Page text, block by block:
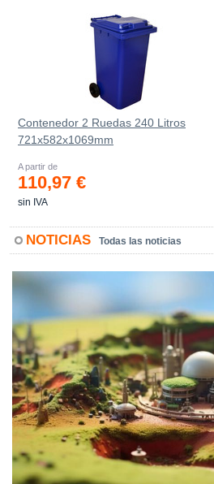
Contenedor 2 Ruedas 240 Litros
721х582х1069mm
A partir de
110,97 €
sin IVA
NOTICIAS Todas las noticias